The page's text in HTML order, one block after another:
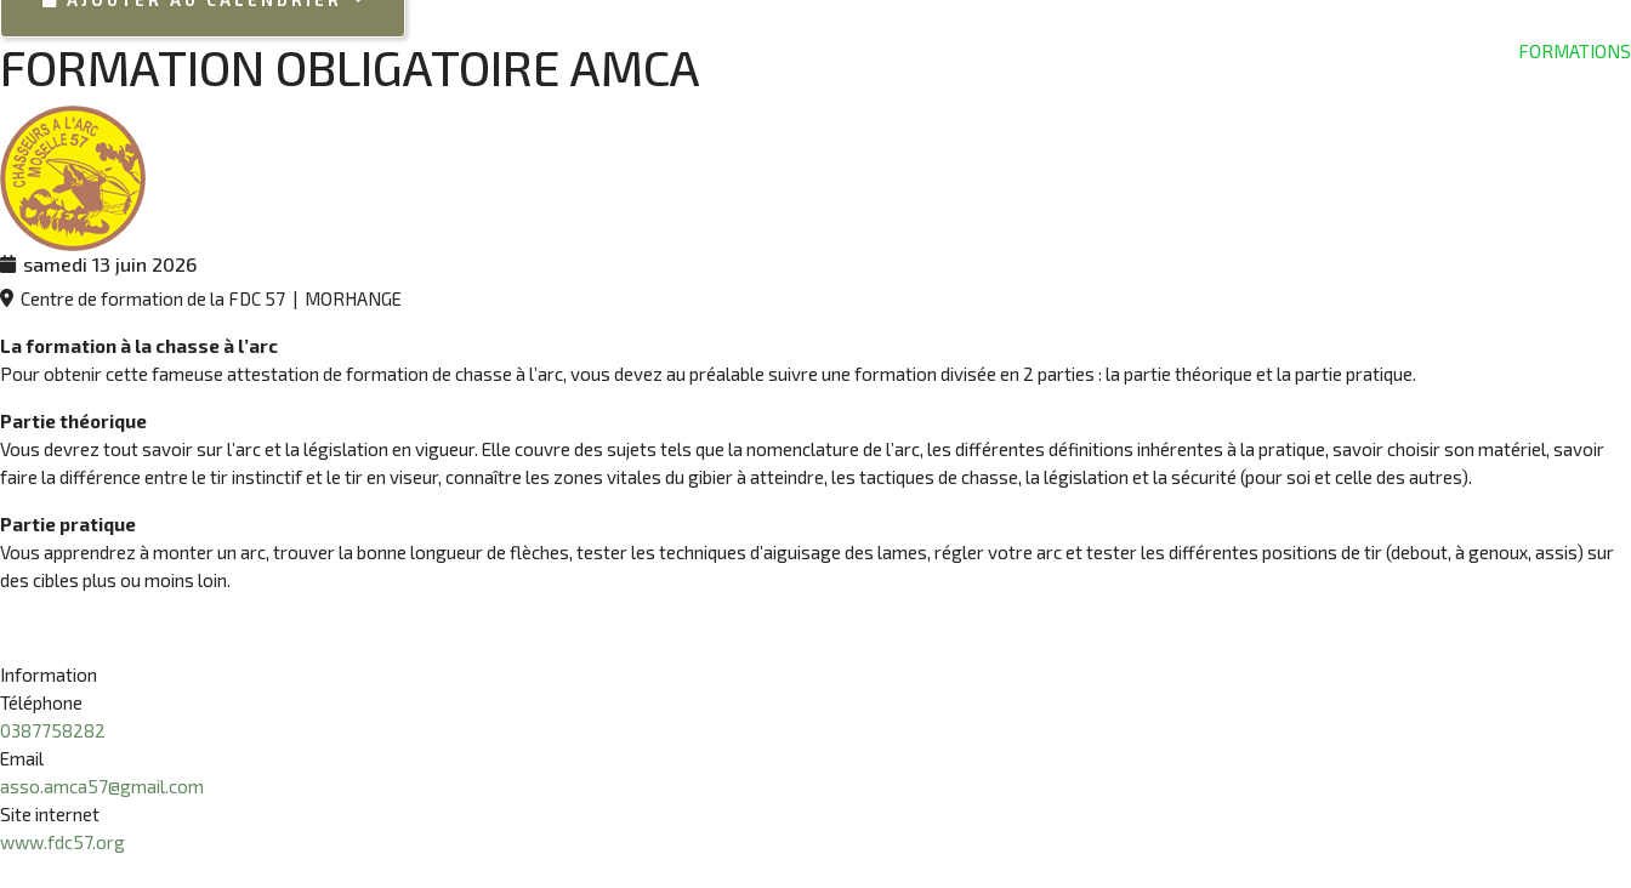
FORMATION OBLIGATOIRE AMCA FORMATIONS
samedi 13 juin 2026
Centre de formation de la FDC 57 | MORHANGE
La formation à la chasse à l’arc
Pour obtenir cette fameuse attestation de formation de chasse à l’arc, vous devez au préalable suivre une formation divisée en 2 parties : la partie théorique et la partie pratique.
Partie théorique
Vous devrez tout savoir sur l’arc et la législation en vigueur. Elle couvre des sujets tels que la nomenclature de l’arc, les différentes définitions inhérentes à la pratique, savoir choisir son matériel, savoir
faire la différence entre le tir instinctif et le tir en viseur, connaître les zones vitales du gibier à atteindre, les tactiques de chasse, la législation et la sécurité (pour soi et celle des autres).
Partie pratique
Vous apprendrez à monter un arc, trouver la bonne longueur de flèches, tester les techniques d’aiguisage des lames, régler votre arc et tester les différentes positions de tir (debout, à genoux, assis) sur
des cibles plus ou moins loin.
Information
Téléphone
0387758282
Email
asso.amca57@gmail.com
Site internet
www.fdc57.org